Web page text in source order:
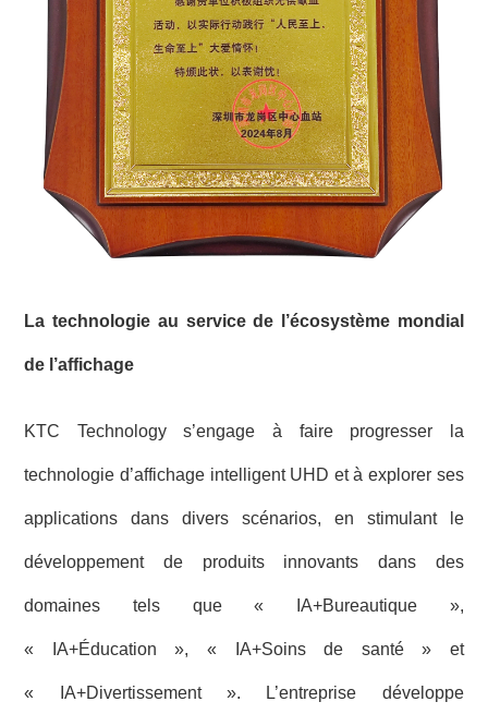
La technologie au service de l’écosystème mondial
de l’affichage
KTC Technology s’engage à faire progresser la
technologie d’affichage intelligent UHD et à explorer ses
applications dans divers scénarios, en stimulant le
développement de produits innovants dans des
domaines tels que « IA+Bureautique »,
« IA+Éducation », « IA+Soins de santé » et
« IA+Divertissement ». L’entreprise développe